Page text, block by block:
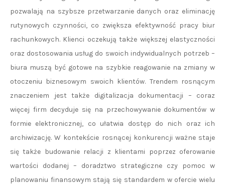
pozwalają na szybsze przetwarzanie danych oraz eliminację
rutynowych czynności, co zwiększa efektywność pracy biur
rachunkowych. Klienci oczekują także większej elastyczności
oraz dostosowania usług do swoich indywidualnych potrzeb –
biura muszą być gotowe na szybkie reagowanie na zmiany w
otoczeniu biznesowym swoich klientów. Trendem rosnącym
znaczeniem jest także digitalizacja dokumentacji – coraz
więcej firm decyduje się na przechowywanie dokumentów w
formie elektronicznej, co ułatwia dostęp do nich oraz ich
archiwizację. W kontekście rosnącej konkurencji ważne staje
się także budowanie relacji z klientami poprzez oferowanie
wartości dodanej – doradztwo strategiczne czy pomoc w
planowaniu finansowym stają się standardem w ofercie wielu